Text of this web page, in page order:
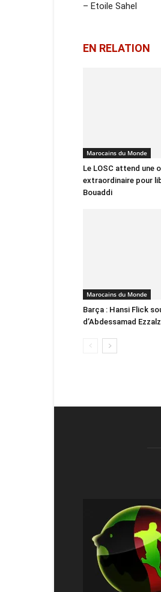
– Etoile Sahel
EN RELATION
Marocains du Monde
Le LOSC attend une
extraordinaire pour
Bouaddi
Marocains du Monde
Barça : Hansi Flick
d’Abdessamad